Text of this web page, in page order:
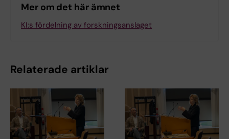
Mer om det här ämnet
KI:s fördelning av forskningsanslaget
Relaterade artiklar